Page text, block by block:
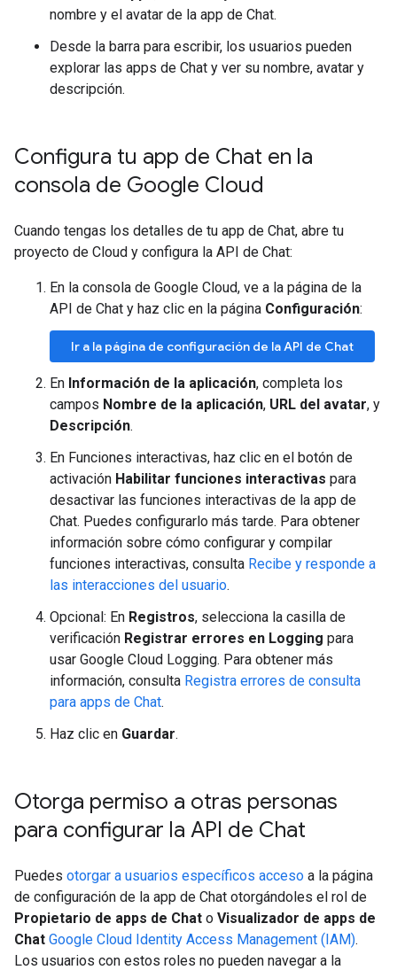
nombre y el avatar de la app de Chat.
Desde la barra para escribir, los usuarios pueden
explorar las apps de Chat y ver su nombre, avatar y
descripción.
Configura tu app de Chat en la
consola de Google Cloud
Cuando tengas los detalles de tu app de Chat, abre tu
proyecto de Cloud y configura la API de Chat:
En la consola de Google Cloud, ve a la página de la
API de Chat y haz clic en la página Configuración:
Ir a la página de configuración de la API de Chat
En Información de la aplicación, completa los
campos Nombre de la aplicación, URL del avatar, y
Descripción.
En Funciones interactivas, haz clic en el botón de
activación Habilitar funciones interactivas para
desactivar las funciones interactivas de la app de
Chat. Puedes configurarlo más tarde. Para obtener
información sobre cómo configurar y compilar
funciones interactivas, consulta Recibe y responde a
las interacciones del usuario.
Opcional: En Registros, selecciona la casilla de
verificación Registrar errores en Logging para
usar Google Cloud Logging. Para obtener más
información, consulta Registra errores de consulta
para apps de Chat.
Haz clic en Guardar.
Otorga permiso a otras personas
para configurar la API de Chat
Puedes otorgar a usuarios específicos acceso a la página
de configuración de la app de Chat otorgándoles el rol de
Propietario de apps de Chat o Visualizador de apps de
Chat Google Cloud Identity Access Management (IAM).
Los usuarios con estos roles no pueden navegar a la